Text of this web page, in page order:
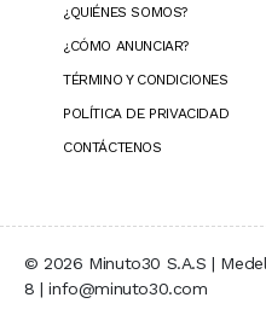
¿QUIÉNES SOMOS?
¿CÓMO ANUNCIAR?
TÉRMINO Y CONDICIONES
POLÍTICA DE PRIVACIDAD
CONTÁCTENOS
© 2026 Minuto30 S.A.S |
8 | info@minuto30.com